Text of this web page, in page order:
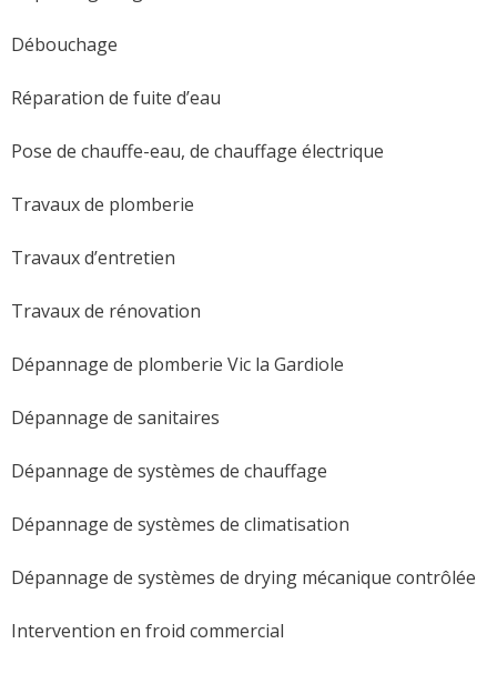
Débouchage
Réparation de fuite d’eau
Pose de chauffe-eau, de chauffage électrique
Travaux de plomberie
Travaux d’entretien
Travaux de rénovation
Dépannage de plomberie Vic la Gardiole
Dépannage de sanitaires
Dépannage de systèmes de chauffage
Dépannage de systèmes de climatisation
Dépannage de systèmes de drying mécanique contrôlée
Intervention en froid commercial